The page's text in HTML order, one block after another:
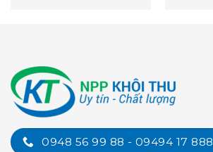
0948 56 99 88 - 09494 17 888